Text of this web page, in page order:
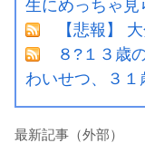
生にめっちゃ見
【悲報】
８?１３歳
わいせつ、３
最新記事（外部）